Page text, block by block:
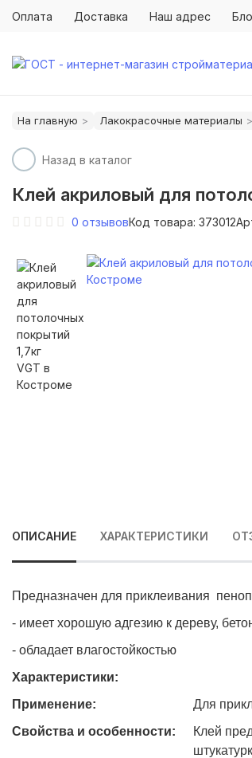
Оплата Доставка Наш адрес
На главную Лакокрасочные материалы
Назад в каталог
Клей акриловый для
0 отзывовКод товара: 373012
ОПИСАНИЕ ХАРАКТЕРИСТИКИ
Предназначен для приклеивания
- имеет хорошую адгезию к дереву,
- обладает влагостойкостью
Характеристики:
Применение:
Для
Свойства и особенности:
Клей